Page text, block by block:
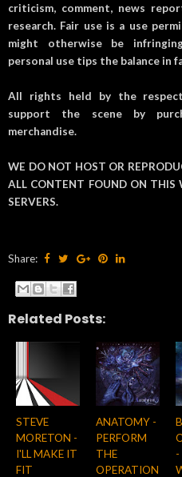
criticism, comment, news
research. Fair use is a use
might otherwise be
personal use tips the balance in
All rights held by the
support the scene by
merchandise.
WE DO NOT HOST OR
ALL CONTENT FOUND ON THIS
SERVERS.
Share:
Related Posts:
STEVE
MORETON -
I'LL MAKE IT
FIT
ANATOMY -
PERFORM
THE
OPERATION
-